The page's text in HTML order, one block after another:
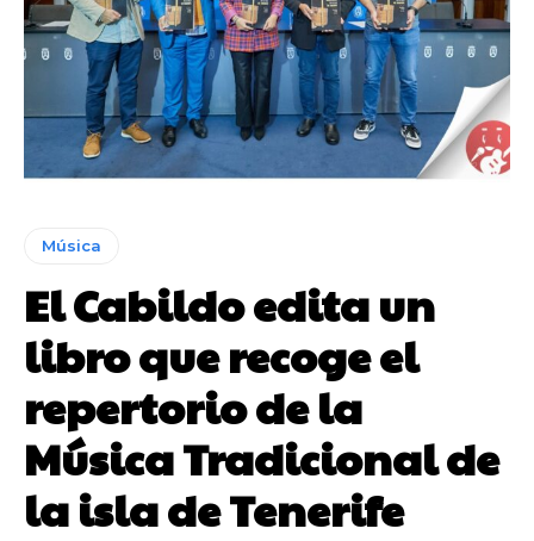
Música
El Cabildo edita un
libro que recoge el
repertorio de la
Música Tradicional de
la isla de Tenerife